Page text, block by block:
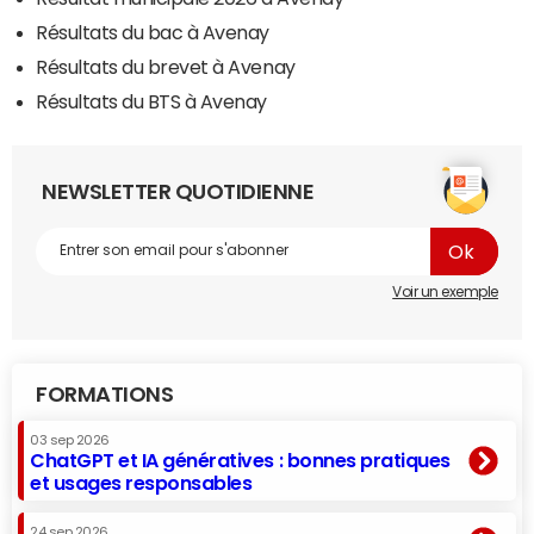
Résultats du bac à Avenay
Résultats du brevet à Avenay
Résultats du BTS à Avenay
NEWSLETTER QUOTIDIENNE
Voir un exemple
FORMATIONS
03 sep 2026
ChatGPT et IA génératives : bonnes pratiques
et usages responsables